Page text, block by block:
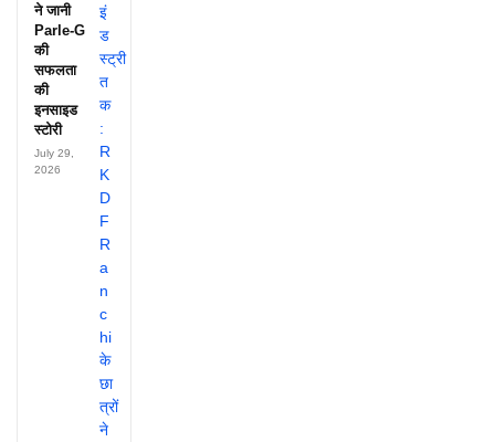
ने जानी
Parle-G
की
सफलता
की
इनसाइड
स्टोरी
July 29,
2026